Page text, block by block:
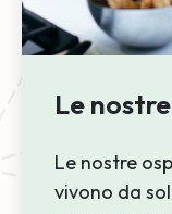
Le
Le nostre
vivono da